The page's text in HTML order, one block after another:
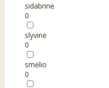
sidabrinė
0
slyvinė
0
smėlio
0